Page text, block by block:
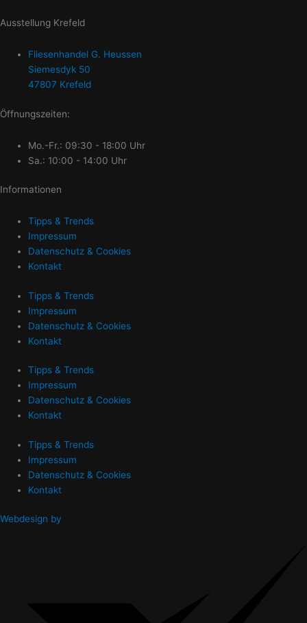
Ausstellung Krefeld
Fliesenhandel G. Heussen
Siemesdyk 50
47807 Krefeld
Öffnungszeiten:
Mo.-Fr.: 09:30 - 18:00 Uhr
Sa.: 10:00 - 14:00 Uhr
Informationen
Tipps & Trends
Impressum
Datenschutz & Cookies
Kontakt
Tipps & Trends
Impressum
Datenschutz & Cookies
Kontakt
Tipps & Trends
Impressum
Datenschutz & Cookies
Kontakt
Tipps & Trends
Impressum
Datenschutz & Cookies
Kontakt
Webdesign by